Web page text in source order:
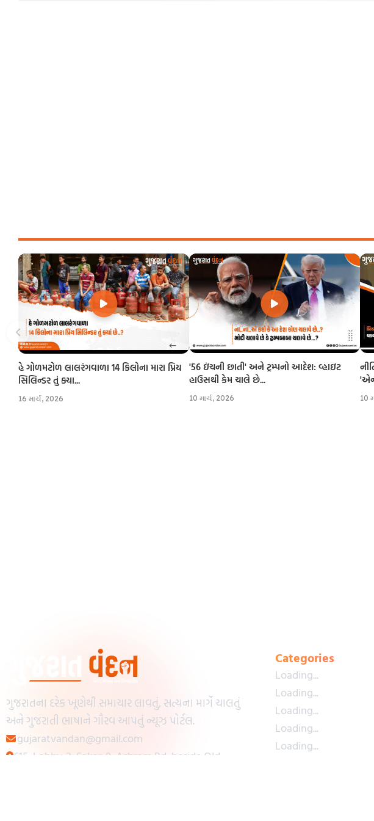
હે ગોળમટોળ લાલરંગવાળા 14 કિલોના મારા પ્રિય
સિલિન્ડર તું ક્યા...
16 માર્ચ, 2026
'56 ઇંચની છાતી' અને ટ્રમ્પનો આદેશ: વ્હાઇટ
હાઉસથી કેમ ચાલે છે...
10 માર્ચ, 2026 10
ગુજરાતના દરેક ખૂણેથી સમાચાર લાવતું, સત્યના માર્ગે ચાલતું
અને ગુજરાતી ભાષાને ગૌરવ આપતું ન્યૂઝ પોર્ટલ.
gujaratvandan@gmail.com
615, Lobby-2, Sakar-9, Ashram Rd, beside Old
Categories
Loading...
Loading...
Loading...
Loading...
Loading...